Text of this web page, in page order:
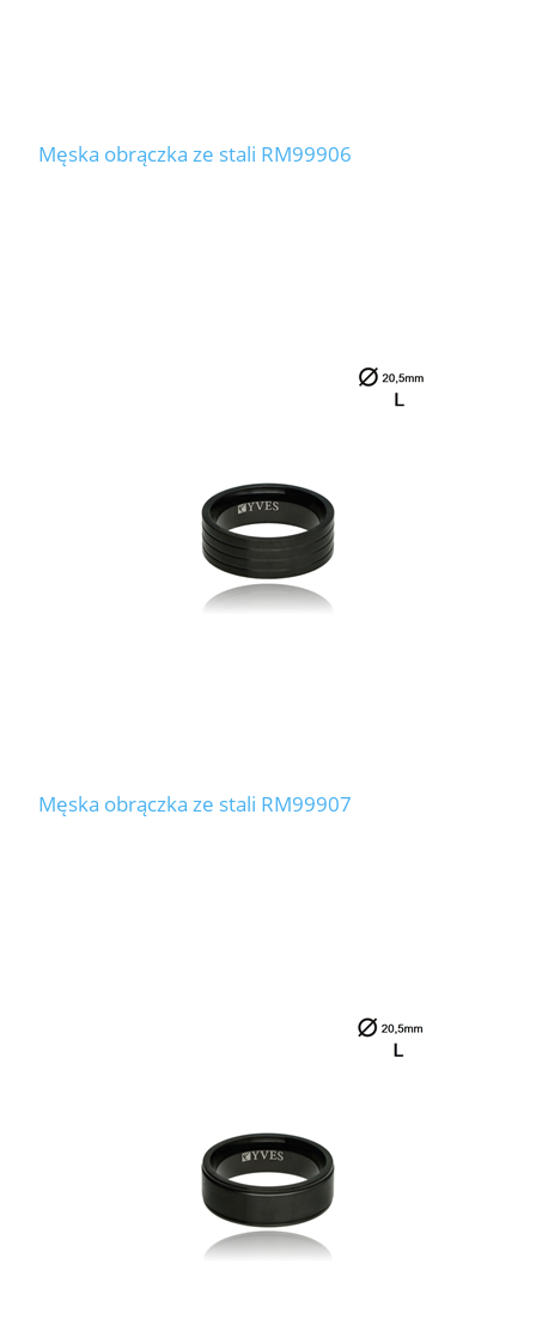
Męska obrączka ze stali RM99906
Męska obrączka ze stali RM99907